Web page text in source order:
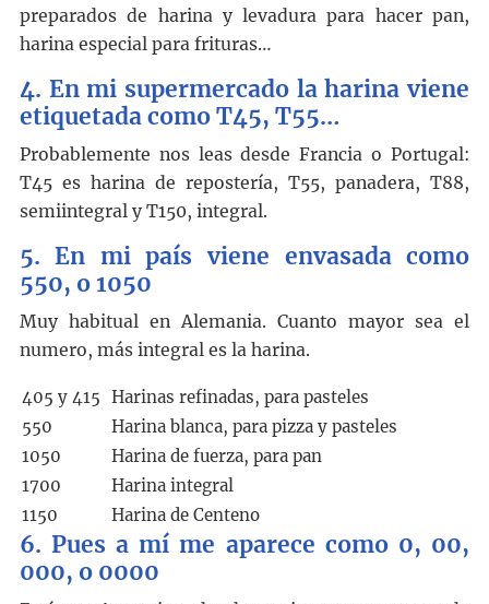
preparados de harina y levadura para hacer pan,
harina especial para frituras…
4. En mi supermercado la harina viene
etiquetada como T45, T55…
Probablemente nos leas desde Francia o Portugal:
T45 es harina de repostería, T55, panadera, T88,
semiintegral y T150, integral.
5. En mi país viene envasada como
550, o 1050
Muy habitual en Alemania. Cuanto mayor sea el
numero, más integral es la harina.
405 y 415 Harinas refinadas, para pasteles
550
Harina blanca, para pizza y pasteles
1050
Harina de fuerza, para pan
1700
Harina integral
1150
Harina de Centeno
6. Pues a mí me aparece como 0, 00,
000, o 0000